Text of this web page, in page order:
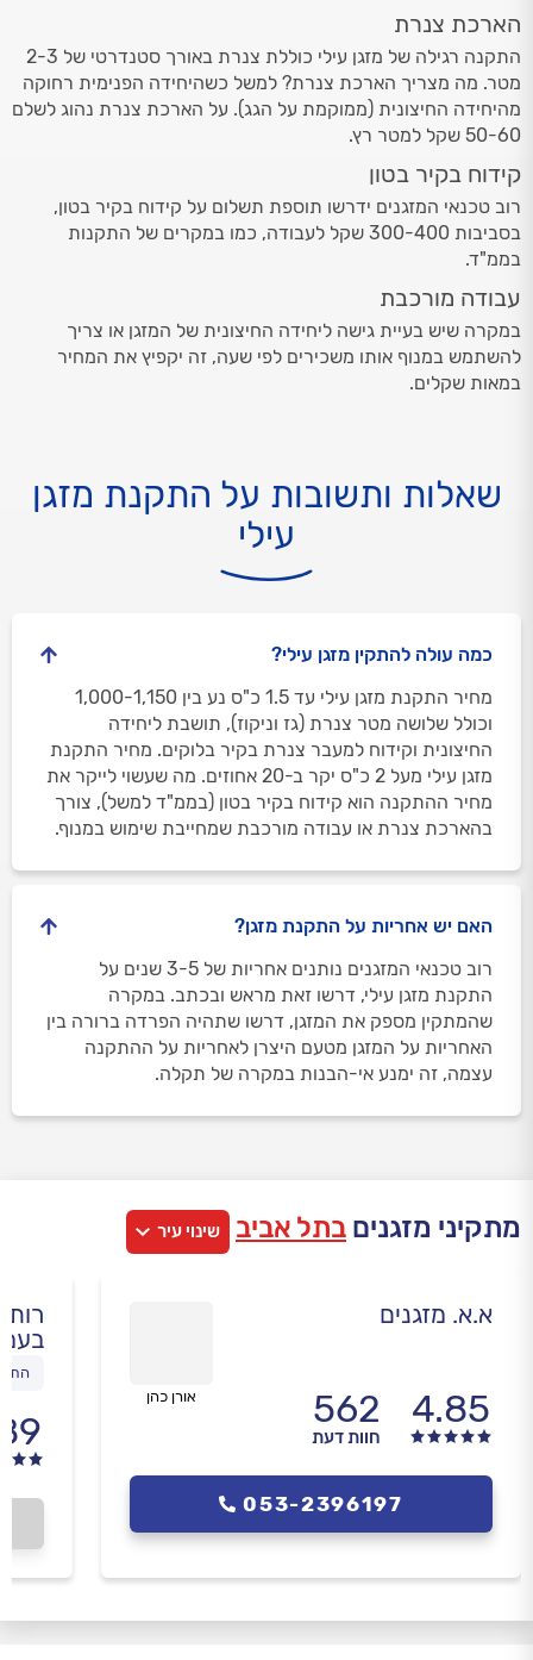
הארכת צנרת
התקנה רגילה של מזגן עילי כוללת צנרת באורך סטנדרטי של 2-3
מטר. מה מצריך הארכת צנרת? למשל כשהיחידה הפנימית רחוקה
מהיחידה החיצונית (ממוקמת על הגג). על הארכת צנרת נהוג לשלם
50-60 שקל למטר רץ.
קידוח בקיר בטון
רוב טכנאי המזגנים ידרשו תוספת תשלום על קידוח בקיר בטון,
בסביבות 300-400 שקל לעבודה, כמו במקרים של התקנות
בממ"ד.
עבודה מורכבת
במקרה שיש בעיית גישה ליחידה החיצונית של המזגן או צריך
להשתמש במנוף אותו משכירים לפי שעה, זה יקפיץ את המחיר
במאות שקלים.
שאלות ותשובות על התקנת מזגן
עילי
כמה עולה להתקין מזגן עילי?
מחיר התקנת מזגן עילי עד 1.5 כ"ס נע בין 1,000-1,150
וכולל שלושה מטר צנרת (גז וניקוז), תושבת ליחידה
החיצונית וקידוח למעבר צנרת בקיר בלוקים. מחיר התקנת
מזגן עילי מעל 2 כ"ס יקר ב-20 אחוזים. מה שעשוי לייקר את
מחיר ההתקנה הוא קידוח בקיר בטון (בממ"ד למשל), צורך
בהארכת צנרת או עבודה מורכבת שמחייבת שימוש במנוף.
האם יש אחריות על התקנת מזגן?
רוב טכנאי המזגנים נותנים אחריות של 3-5 שנים על
התקנת מזגן עילי, דרשו זאת מראש ובכתב. במקרה
שהמתקין מספק את המזגן, דרשו שתהיה הפרדה ברורה בין
האחריות על המזגן מטעם היצרן לאחריות על ההתקנה
עצמה, זה ימנע אי-הבנות במקרה של תקלה.
מתקיני מזגנים בתל אביב שינוי עיר
א.א. מזגנים
4.85
562
חוות דעת
אורן כהן
053-2396197
בעמ